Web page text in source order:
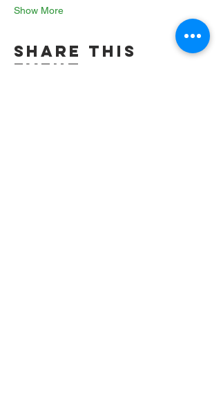
Show More
Share this
event